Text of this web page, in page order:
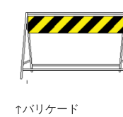
↑バリケード